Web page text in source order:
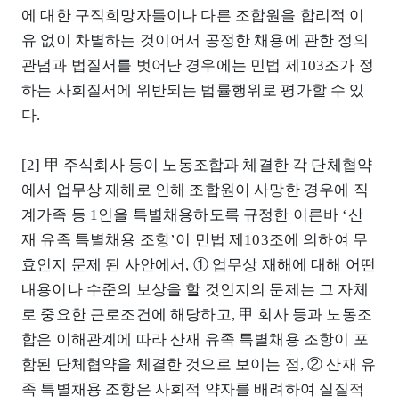
에 대한 구직희망자들이나 다른 조합원을 합리적 이
유 없이 차별하는 것이어서 공정한 채용에 관한 정의
관념과 법질서를 벗어난 경우에는 민법 제103조가 정
하는 사회질서에 위반되는 법률행위로 평가할 수 있
다.
[2] 甲 주식회사 등이 노동조합과 체결한 각 단체협약
에서 업무상 재해로 인해 조합원이 사망한 경우에 직
계가족 등 1인을 특별채용하도록 규정한 이른바 ‘산
재 유족 특별채용 조항’이 민법 제103조에 의하여 무
효인지 문제 된 사안에서, ① 업무상 재해에 대해 어떤
내용이나 수준의 보상을 할 것인지의 문제는 그 자체
로 중요한 근로조건에 해당하고, 甲 회사 등과 노동조
합은 이해관계에 따라 산재 유족 특별채용 조항이 포
함된 단체협약을 체결한 것으로 보이는 점, ② 산재 유
족 특별채용 조항은 사회적 약자를 배려하여 실질적